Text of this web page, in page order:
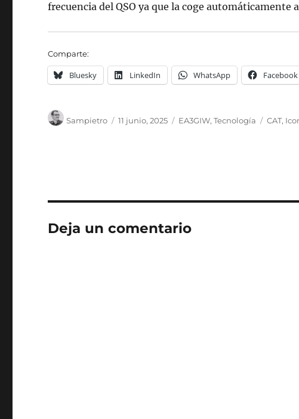
frecuencia del QSO ya que la coge automáticamente
Comparte:
Bluesky LinkedIn WhatsApp Facebook
Sampietro 11 junio, 2025 EA3GIW,Tecnología CAT,
Deja un comentario